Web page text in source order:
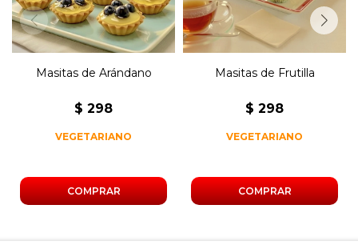
Masitas de Arándano
$ 298
VEGETARIANO
Masitas de Frutilla
$ 298
VEGETARIANO